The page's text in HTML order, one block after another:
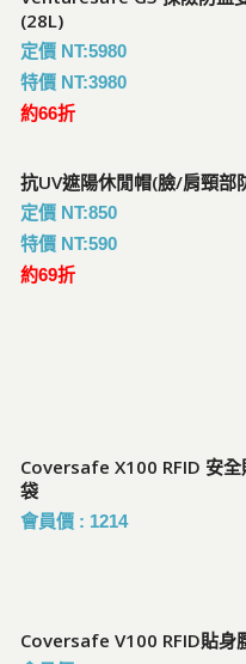
(28L)
定價 NT:5980
特價 NT:3980
約66折
抗UV遮陽休閒帽(臉/肩頸部
定價 NT:850
特價 NT:590
約69折
Coversafe X100 RFID 安全
袋
會員價 : 1214
Coversafe V100 RFID貼身